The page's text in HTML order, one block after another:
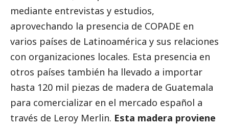
mediante entrevistas y estudios,
aprovechando la presencia de COPADE en
varios países de Latinoamérica y sus relaciones
con organizaciones locales. Esta presencia en
otros países también ha llevado a importar
hasta 120 mil piezas de madera de Guatemala
para comercializar en el mercado español a
través de Leroy Merlin. Esta madera proviene